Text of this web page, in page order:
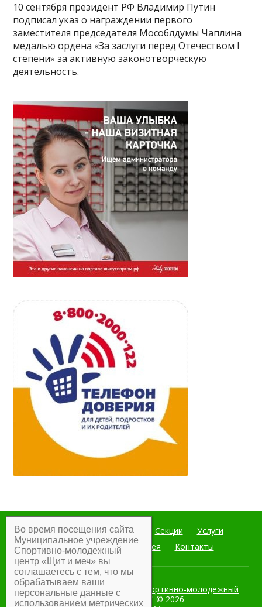
10 сентября президент РФ Владимир Путин
подписал указ о награждении первого
заместителя председателя Мособлдумы Чаплина
медалью ордена «За заслуги перед Отечеством I
степени» за активную законотворческую
деятельность.
Главная Мероприятия Секции
Услуги
Документы
Фотогалерея Контакты
Муниципальное учреждение Спортивно-молодежный
центр "Щит и меч" © 2026
Во время посещения сайта
Муниципальное учреждение
Спортивно-молодежный
центр «Щит и меч» вы
соглашаетесь с тем, что мы
обрабатываем ваши
персональные данные с
использованием метрических